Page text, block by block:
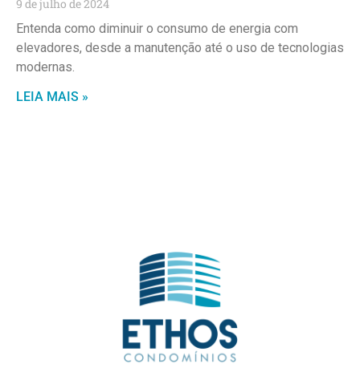
9 de julho de 2024
Entenda como diminuir o consumo de energia com
elevadores, desde a manutenção até o uso de tecnologias
modernas.
LEIA MAIS »